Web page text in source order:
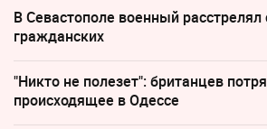
В Севастополе военный
гражданских
"Никто не полезет": британцев
происходящее в Одессе